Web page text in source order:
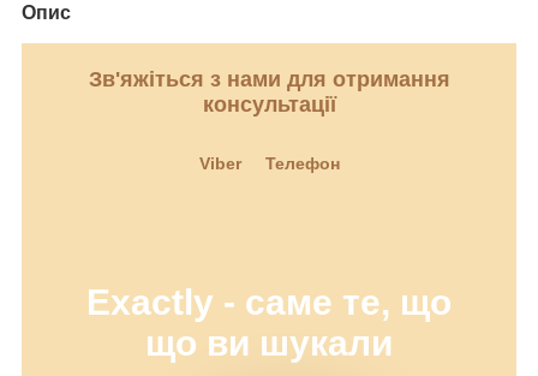
Опис
Зв'яжіться з нами для отримання
консультації
Viber Телефон
Exactly - саме те, що
що ви шукали